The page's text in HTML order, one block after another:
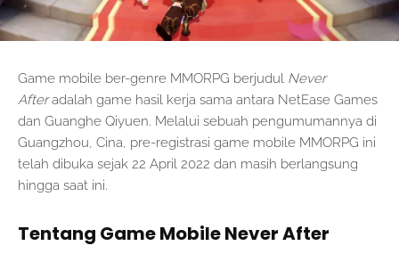
Game mobile ber-genre MMORPG berjudul Never
Afteradalah game hasil kerja sama antara NetEase Games
dan Guanghe Qiyuen. Melalui sebuah pengumumannya di
Guangzhou, Cina, pre-registrasi game mobile MMORPG ini
telah dibuka sejak 22 April 2022 dan masih berlangsung
hingga saat ini.
Tentang Game Mobile Never After